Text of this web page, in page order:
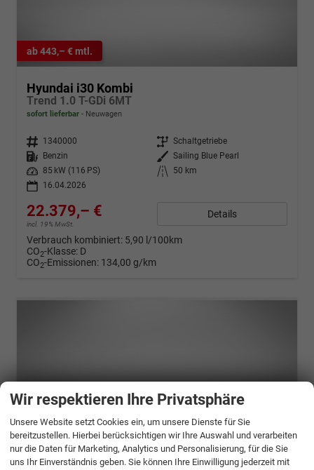
ab 443,– € mtl.
Hyundai i30 Kombi
Trend 1.0 T-GDi 6MT
sofort lieferbar Neuwagen
Fahrzeugnr. 1340000 Getriebe Schaltgetriebe
Kraftstoff
Benzin Außenfarbe Sailing Blue Pearl
Leistung
85 kW (116 PS) Kilometerstand
50 km
16.04.2026
22.379,– €
incl. 19% MwSt.
Details
Verbrauch kombiniert: 5,90 l/100km
CO2-Klasse: D
CO2-Emissionen: 134,00 g/km
Wir respektieren Ihre Privatsphäre
Unsere Website setzt Cookies ein, um unsere Dienste für Sie
bereitzustellen. Hierbei berücksichtigen wir Ihre Auswahl und verarbeiten
nur die Daten für Marketing, Analytics und Personalisierung, für die Sie
uns Ihr Einverständnis geben. Sie können Ihre Einwilligung jederzeit mit